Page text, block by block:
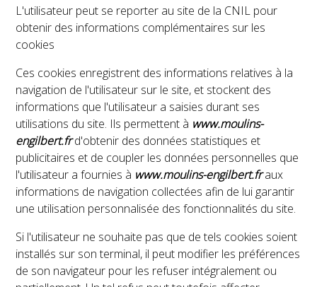
L'utilisateur peut se reporter au site de la CNIL pour
obtenir des informations complémentaires sur les
cookies
Ces cookies enregistrent des informations relatives à la
navigation de l'utilisateur sur le site, et stockent des
informations que l'utilisateur a saisies durant ses
utilisations du site. Ils permettent à www.moulins-
engilbert.frd'obtenir des données statistiques et
publicitaires et de coupler les données personnelles que
l'utilisateur a fournies à www.moulins-engilbert.fraux
informations de navigation collectées afin de lui garantir
une utilisation personnalisée des fonctionnalités du site.
Si l'utilisateur ne souhaite pas que de tels cookies soient
installés sur son terminal, il peut modifier les préférences
de son navigateur pour les refuser intégralement ou